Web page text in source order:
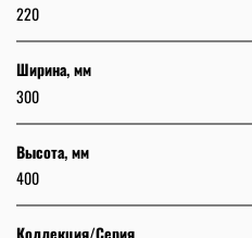
220
Ширина, мм
300
Высота, мм
400